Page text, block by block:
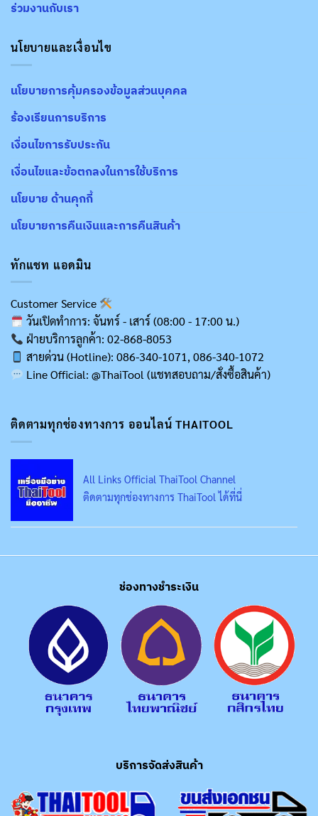
ร่วมงานกับเรา
นโยบายและเงื่อนไข
นโยบายการคุ้มครองข้อมูลส่วนบุคคล
ร้องเรียนการบริการ
เงื่อนไขการรับประกัน
เงื่อนไขและข้อตกลงในการใช้บริการ
นโยบาย ด้านคุกกี้
นโยบายการคืนเงินและการคืนสินค้า
ทักแชท แอดมิน
Customer Service
วันเปิดทำการ: จันทร์ - เสาร์ (08:00 - 17:00 น.)
ฝ่ายบริการลูกค้า: 02-868-8053
สายด่วน (Hotline): 086-340-1071, 086-340-1072
Line Official: @ThaiTool (แชทสอบถาม/สั่งซื้อสินค้า)
ติดตามทุกช่องทางการ ออนไลน์ THAITOOL
All Links Official ThaiTool Channel
ติดตามทุกช่องทางการ ThaiTool ได้ที่นี่
ช่องทางชำระเงิน
บริการจัดส่งสินค้า